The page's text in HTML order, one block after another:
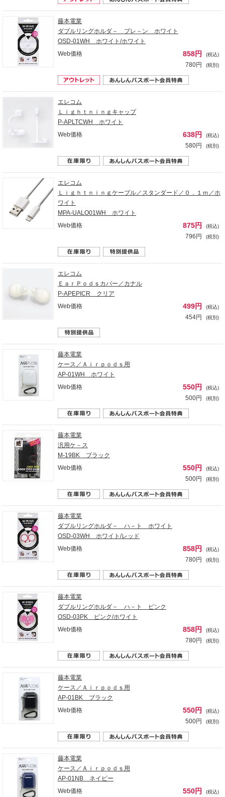
藤本電業
ダブルリングホルダ－ プレ－ン ホワイト
OSD-01WH ホワイト/ホワイト
Web価格
858円 (税込)
780円 (税別)
エレコム
Ｌｉｇｈｔｎｉｎｇキャップ
P-APLTCWH ホワイト
Web価格
638円 (税込)
580円 (税別)
エレコム
Ｌｉｇｈｔｎｉｎｇケーブル／スタンダード／０．１ｍ／ホ
ワイト
MPA-UALO01WH ホワイト
Web価格
875円 (税込)
796円 (税別)
エレコム
ＥａｒＰｏｄｓカバー／カナル
P-APEPICR クリア
Web価格
499円 (税込)
454円 (税別)
藤本電業
ケース／Ａｉｒｐｏｄｓ用
AP-01WH ホワイト
Web価格
550円 (税込)
500円 (税別)
藤本電業
汎用ケ－ス
M-19BK ブラック
Web価格
550円 (税込)
500円 (税別)
藤本電業
ダブルリングホルダ－ ハ－ト ホワイト
OSD-03WH ホワイト/レッド
Web価格
858円 (税込)
780円 (税別)
藤本電業
ダブルリングホルダ－ ハ－ト ピンク
OSD-03PK ピンク/ホワイト
Web価格
858円 (税込)
780円 (税別)
藤本電業
ケース／Ａｉｒｐｏｄｓ用
AP-01BK ブラック
Web価格
550円 (税込)
500円 (税別)
藤本電業
ケース／Ａｉｒｐｏｄｓ用
AP-01NB ネイビー
Web価格
550円 (税込)